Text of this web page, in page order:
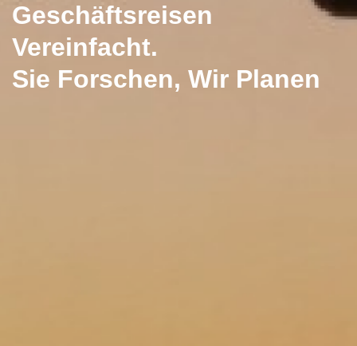
Geschäftsreisen
Vereinfacht.
Sie Forschen, Wir Planen